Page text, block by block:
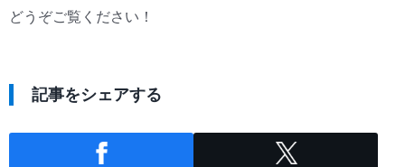
どうぞご覧ください！
記事をシェアする